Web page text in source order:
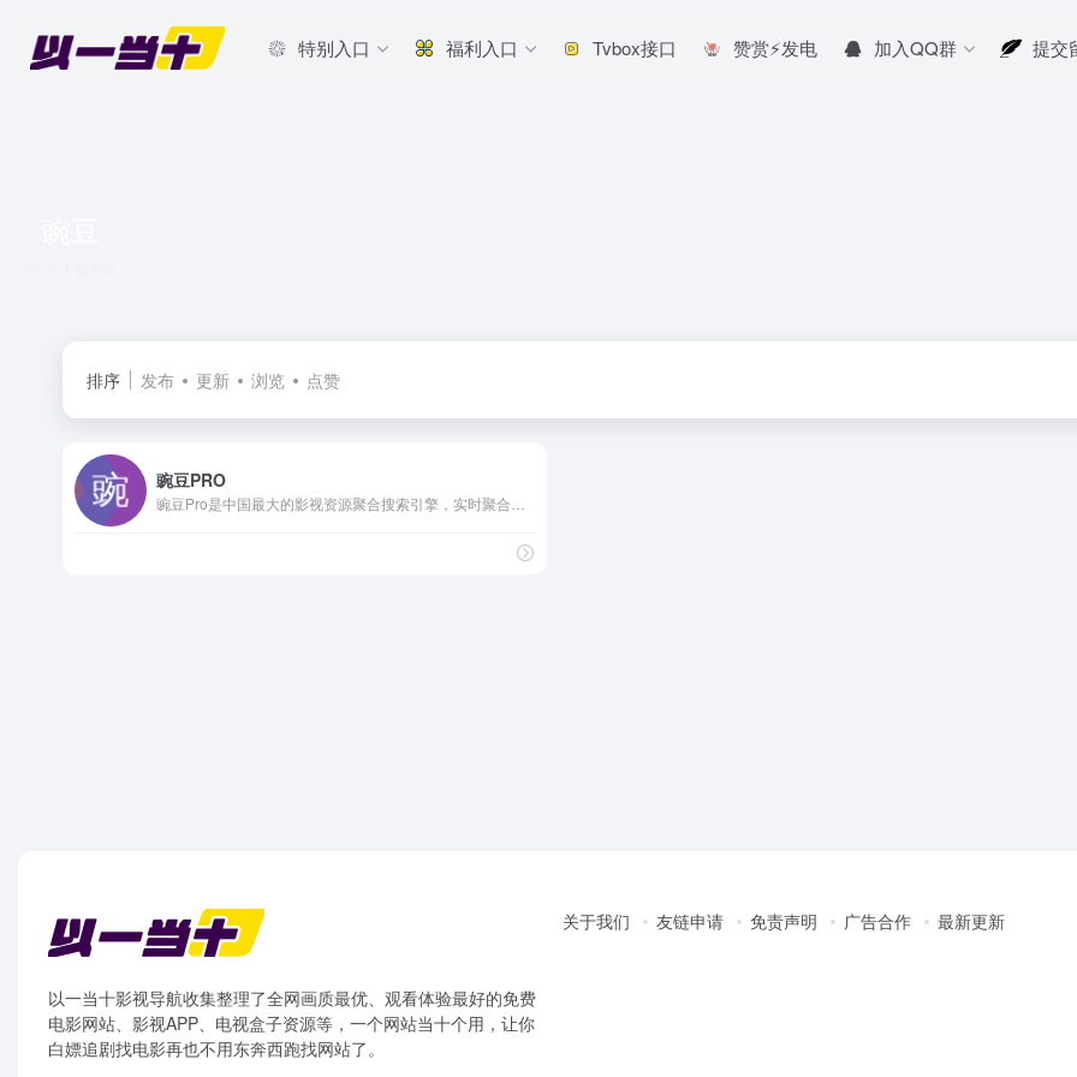
特别入口 福利入口 Tvbox接口 赞赏⚡发电 加入QQ群 提交
排序 发布 更新 浏览 点赞
豌豆PRO
以一当十影视导航收集整理了全网画质最优、观看体验最好的免费
电影网站、影视APP、电视盒子资源等，一个网站当十个用，让你
白嫖追剧找电影再也不用东奔西跑找网站了。
关于我们 友链申请 免责声明 广告合作 最新更新